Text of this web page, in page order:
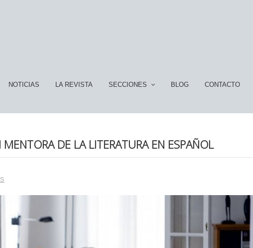
NOTICIAS LA REVISTA SECCIONES BLOG CONTACTO
DE LA LITERATURA EN ESPAÑOL